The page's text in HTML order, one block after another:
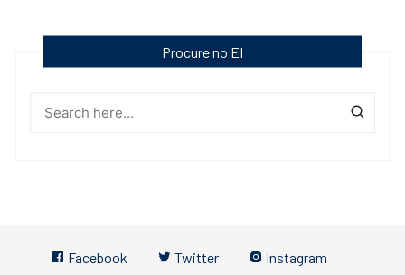
Procure no EI
Facebook Twitter
Instagram